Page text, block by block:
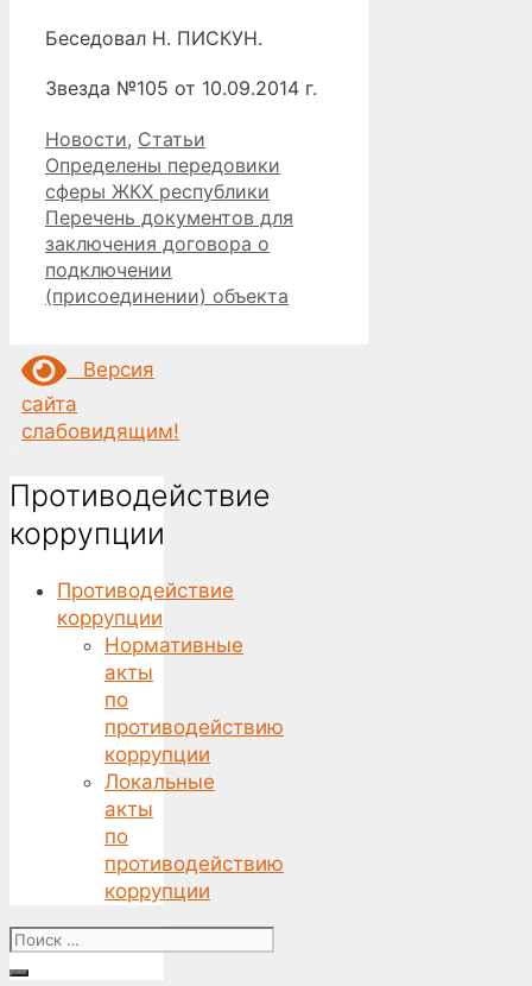
Беседовал Н. ПИСКУН.
Звезда №105 от 10.09.2014 г.
Рубрики
Новости, Статьи
Определены передовики
сферы ЖКХ республики
Перечень документов для
заключения договора о
подключении
(присоединении) объекта
Версия
сайта
слабовидящим!
Противодействие
коррупции
Противодействие
коррупции
Нормативные
акты
по
противодействию
коррупции
Локальные
акты
по
противодействию
коррупции
Поиск
for: